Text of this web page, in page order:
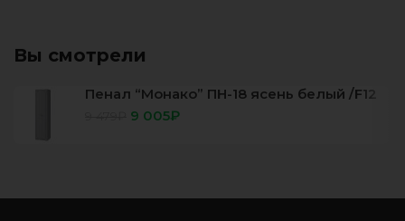
Вы смотрели
Пенал “Монако” ПН-18 ясень белый /F12
9 005₽